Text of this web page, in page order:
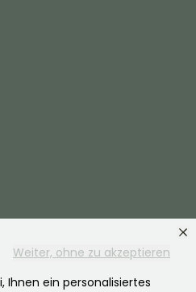
Weiter, ohne zu akzeptieren
Ihnen ein personalisiertes